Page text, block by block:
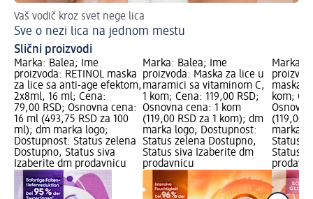
Vaš vodič kroz svet nege lica
Sve o nezi lica na jednom mestu
Slični proizvodi
Marka: Balea; Ime
proizvoda: RETINOL maska
za lice sa anti-age efektom,
2x8ml, 16 ml; Cena:
79,00 RSD; Osnovna cena:
16 ml (493,75 RSD za 100
ml); dm marka logo;
Dostupnost: Status zelena
Dostupno, Status siva
Izaberite dm prodavnicu
Marka: Balea; Ime
proizvoda: Maska za lice u
maramici sa vitaminom C,
1 kom; Cena: 119,00 RSD;
Osnovna cena: 1 kom
(119,00 RSD za 1 kom); dm
marka logo; Dostupnost:
Status zelena Dostupno,
Status siva Izaberite dm
prodavnicu
Marka:
maska
kom;
(119,00
marka
Status
Status